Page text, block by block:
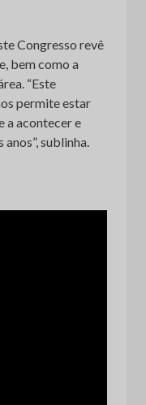
Congresso revê
bem como a
“Este
permite estar
a acontecer e
sublinha.